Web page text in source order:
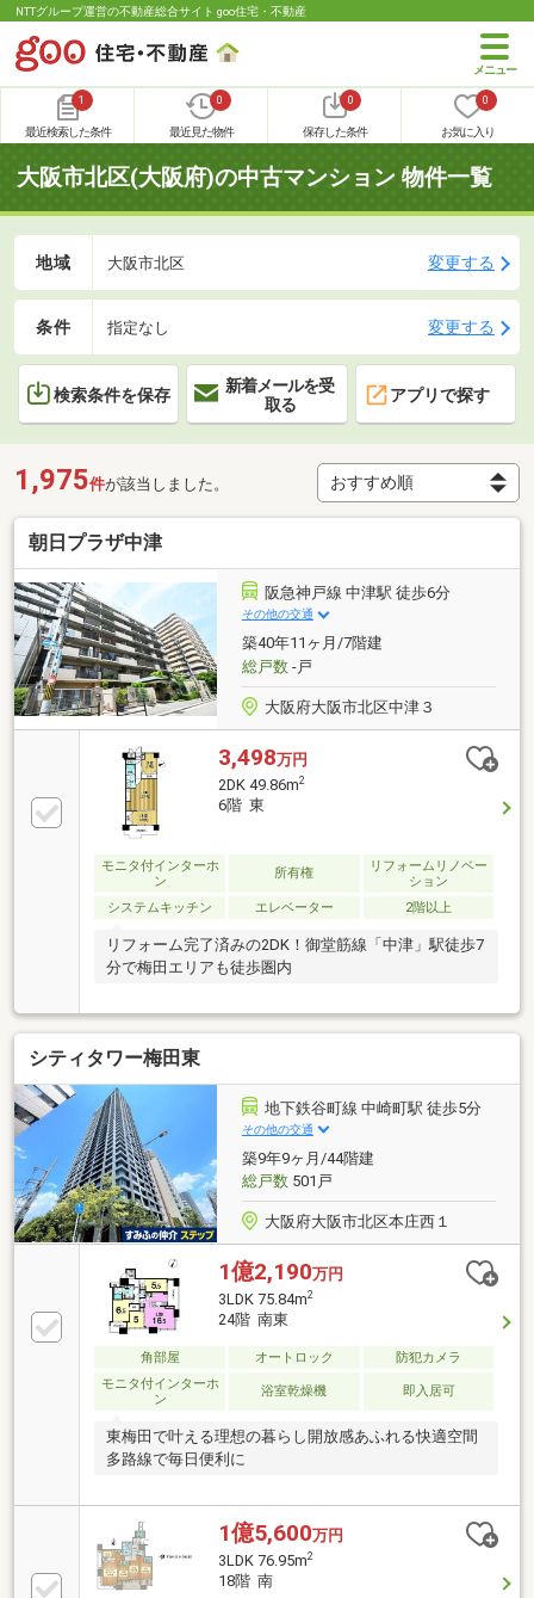
NTTグループ運営の不動産総合サイト goo住宅・不動産
1
最近検索した条件
0
最近見た物件
0
保存した条件
0
お気に入り
大阪市北区(大阪府)の中古マンション 物件一覧
地域 大阪市北区 変更する
条件 指定なし 変更する
検索条件を保存
新着メールを受
取る
アプリで探す
1,975件が該当しました。
朝日プラザ中津
阪急神戸線 中津駅 徒歩6分
その他の交通
築40年11ヶ月/7階建
総戸数-戸
大阪府大阪市北区中津３
3,498万円
2DK 49.86m2
6階 東
モニタ付インターホ
ン
所有権
リフォームリノベー
ション
システムキッチン
エレベーター 2階以上
リフォーム完了済みの2DK！御堂筋線「中津」駅徒歩7
分で梅田エリアも徒歩圏内
シティタワー梅田東
地下鉄谷町線 中崎町駅 徒歩5分
その他の交通
築9年9ヶ月/44階建
総戸数501戸
大阪府大阪市北区本庄西１
1億2,190万円
3LDK 75.84m2
24階 南東
角部屋 オートロック
防犯カメラ
モニタ付インターホ
ン
浴室乾燥機 即入居可
東梅田で叶える理想の暮らし開放感あふれる快適空間
多路線で毎日便利に
1億5,600万円
3LDK 76.95m2
18階 南